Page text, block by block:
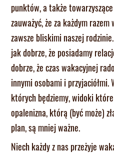
punktów, a także
zauważyć, że za każdym
zawsze bliskimi naszej
jak dobrze, że posiadamy
dobrze, że czas wakacyjnej
innymi osobami i przyjaciółmi.
których będziemy, widoki
opalenizna, którą (być może)
plan, są mniej ważne.
Niech każdy z nas przeżyje